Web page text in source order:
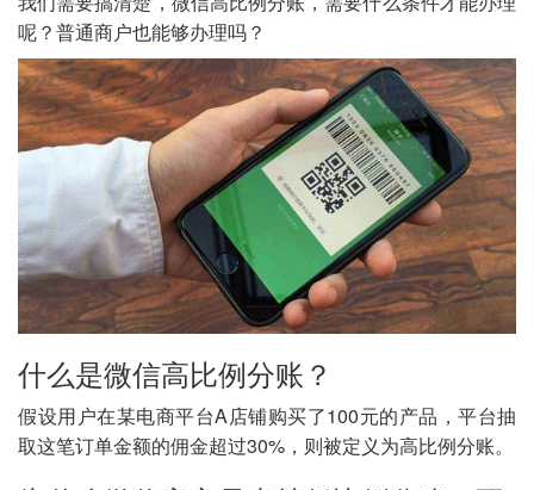
呢？普通商户也能够办理吗？
什么是微信高比例分账？
假设用户在某电商平台A店铺购买了100元的产品，平台抽
取这笔订单金额的佣金超过30%，则被定义为高比例分账。